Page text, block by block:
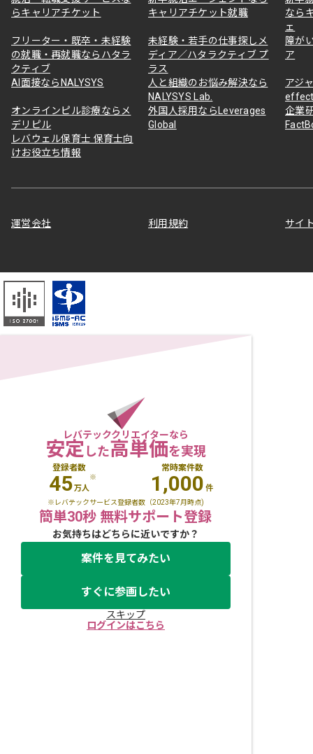
らキャリアチケット
キャリアチケット就職
なら
ェ
フリーター・既卒・未経験
の就職・再就職ならハタラ
クティブ
未経験・若手の仕事探しメ
ディア／ハタラクティブ プ
ラス
障が
ア
AI面接ならNALYSYS
人と組織のお悩み解決なら
NALYSYS Lab.
アジ
オンラインピル診療ならメ
デリピル
外国人採用ならLeverages
Global
企業
レバウェル保育士 保育士向
けお役立ち情報
運営会社 利用規約 サイ
レバテッククリエイターなら
安定した高単価を実現
登録者数
45万人
※
常時案件数
1,000 件
※レバテックサービス登録者数（2023年7月時点)
簡単30秒 無料サポート登録
お気持ちはどちらに近いですか？
案件を見てみたい
すぐに参画したい
スキップ
ログインはこちら